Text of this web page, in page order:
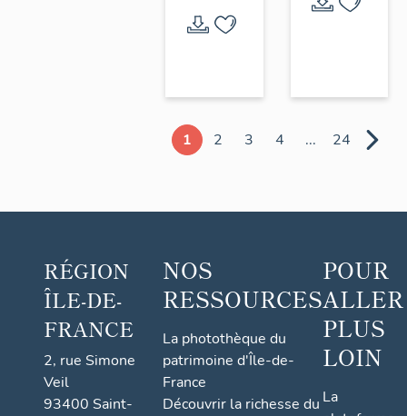
1 2 3 4 ... 24
RÉGION
ÎLE-DE-
FRANCE
2, rue Simone
Veil
93400 Saint-
NOS
RESSOURCES
La photothèque du
patrimoine d'Île-de-
France
Découvrir la richesse du
POUR
ALLER
PLUS
LOIN
La